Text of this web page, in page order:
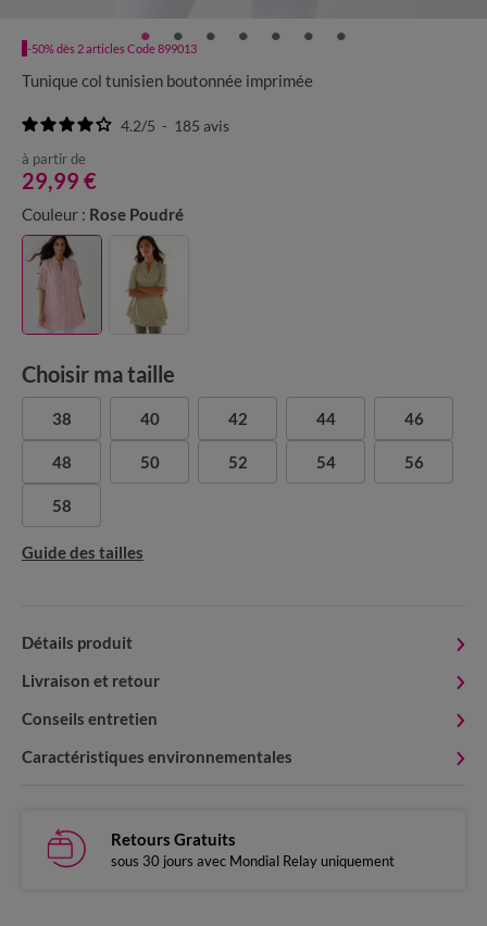
-50% dès 2 articles Code 899013
Tunique col tunisien boutonnée imprimée
4.2/5 - 185 avis
à partir de
29,99 €
Couleur : Rose Poudré
Choisir ma taille
38 40 42 44 46
48 50 52 54 56
58
Guide des tailles
Détails produit
Livraison et retour
Conseils entretien
Caractéristiques environnementales
Retours Gratuits
sous 30 jours avec Mondial Relay uniquement